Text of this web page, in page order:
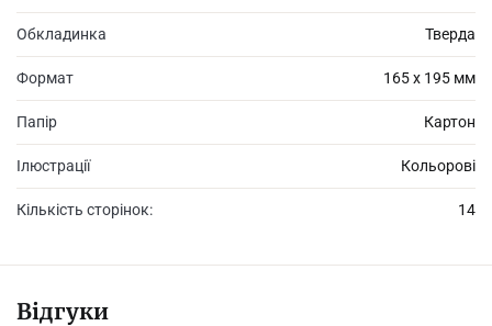
Обкладинка Тверда
Формат 165 х 195 мм
Папір Картон
Ілюстрації Кольорові
Кількість сторінок: 14
Відгуки